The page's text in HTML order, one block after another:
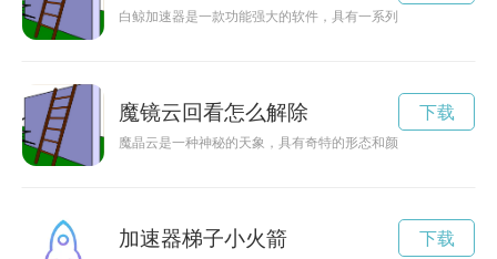
白鲸加速器是一款功能强大的软件，具有一系列独特的特点，
魔镜云回看怎么解除
魔晶云是一种神秘的天象，具有奇特的形态和颜色，引人遐想
下载
加速器梯子小火箭 下载